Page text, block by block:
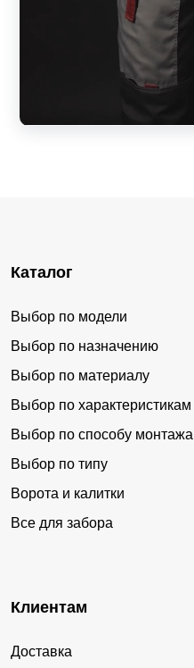
Каталог
Выбор по модели
Выбор по назначению
Выбор по материалу
Выбор по характеристикам
Выбор по способу монтажа
Выбор по типу
Ворота и калитки
Все для забора
Клиентам
Доставка